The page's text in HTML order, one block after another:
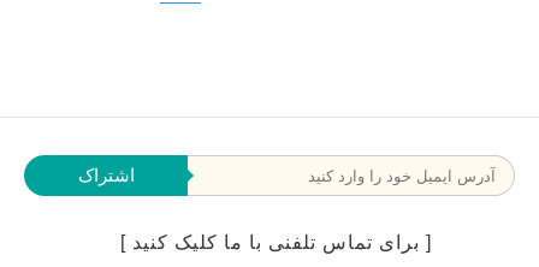
اشتراک
[ برای تماس تلفنی با ما کلیک کنید ]